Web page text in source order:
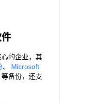
心的企业，其
、 Microsoft
等备份，还支